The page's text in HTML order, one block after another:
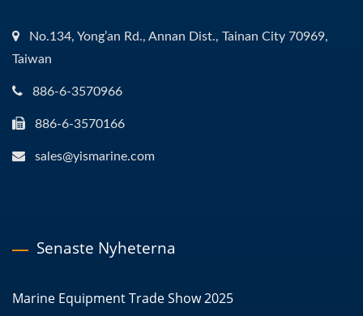
No.134, Yong’an Rd., Annan Dist., Tainan City 70969,
Taiwan
886-6-3570966
886-6-3570166
sales@yismarine.com
Senaste Nyheterna
Marine Equipment Trade Show 2025